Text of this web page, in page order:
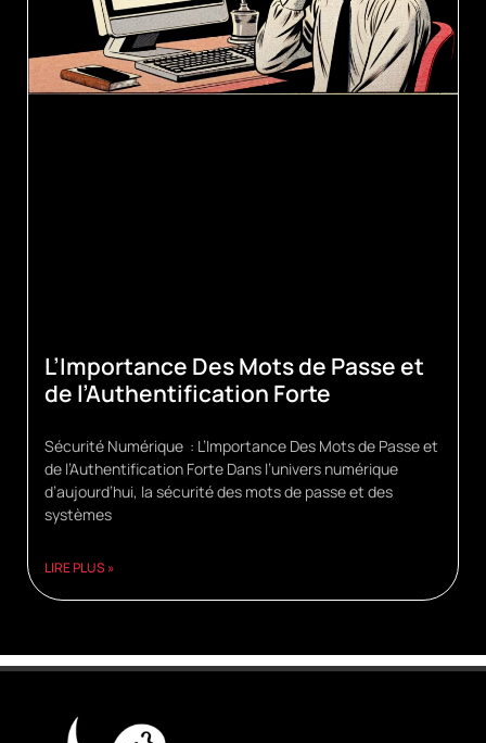
L’Importance Des Mots de Passe et
de l’Authentification Forte
Sécurité Numérique : L’Importance Des Mots de Passe et
de l’Authentification Forte Dans l’univers numérique
d’aujourd’hui, la sécurité des mots de passe et des
systèmes
LIRE PLUS »